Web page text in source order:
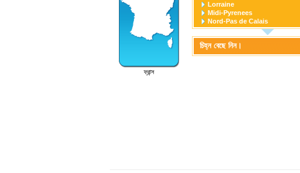
ফ্রান্স
Lorraine
Midi-Pyrenees
Nord-Pas de Calais
Pays de la Loire
Picardie
Poitou-Charentes
Provence-Alpes-Cote D'azur
চিহ্ন বেছে নিন।